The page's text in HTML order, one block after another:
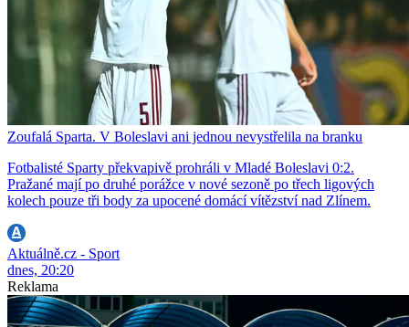
Zoufalá Sparta. V Boleslavi ani jednou nevystřelila na branku
Fotbalisté Sparty překvapivě prohráli v Mladé Boleslavi 0:2.
Pražané mají po druhé porážce v nové sezoně po třech ligových
kolech pouze tři body za upocené domácí vítězství nad Zlínem.
Aktuálně.cz - Sport
dnes, 20:20
Reklama